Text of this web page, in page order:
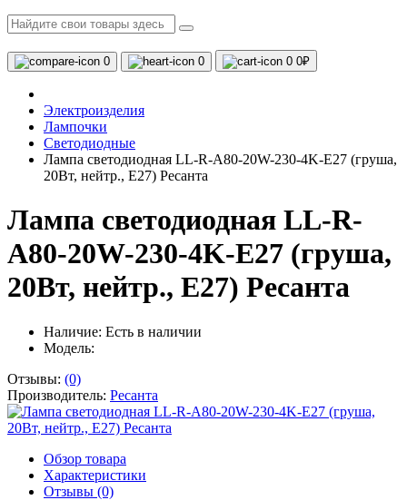
0 0 0 0₽
Электроизделия
Лампочки
Светодиодные
Лампа светодиодная LL-R-A80-20W-230-4K-E27 (груша,
20Вт, нейтр., Е27) Ресанта
Лампа светодиодная LL-R-
A80-20W-230-4K-E27 (груша,
20Вт, нейтр., Е27) Ресанта
Наличие: Есть в наличии
Модель:
Отзывы: (0)
Производитель: Ресанта
Обзор товара
Характеристики
Отзывы (0)